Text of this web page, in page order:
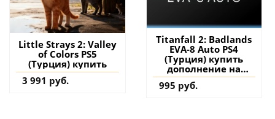
Little Strays 2: Valley
of Colors PS5
(Турция) купить
3 991 руб.
Titanfall 2: Badlands
EVA-8 Auto PS4
(Турция) купить
дополнение на
аккаунт
995 руб.